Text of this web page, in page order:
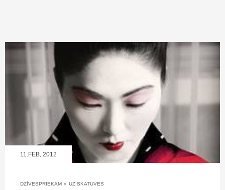
11.FEB, 2012
DZĪVESPRIEKAM » UZ SKATUVES